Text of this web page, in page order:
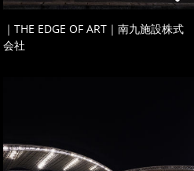
｜THE EDGE OF ART｜南九施設株式
会社